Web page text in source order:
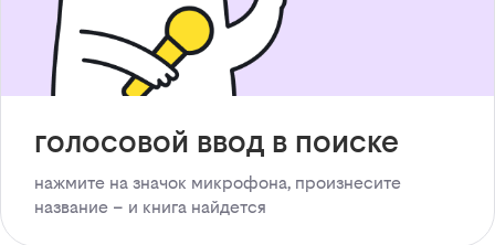
голосовой ввод в поиске
нажмите на значок микрофона, произнесите
название – и книга найдется